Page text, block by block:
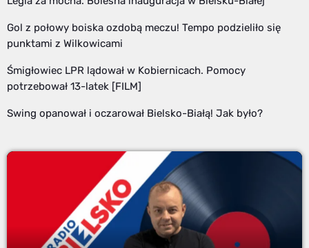
Gol z połowy boiska ozdobą meczu! Tempo podzieliło się
punktami z Wilkowicami
Śmigłowiec LPR lądował w Kobiernicach. Pomocy
potrzebował 13-latek [FILM]
Swing opanował i oczarował Bielsko-Białą! Jak było?